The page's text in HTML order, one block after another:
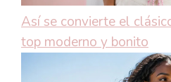
Así se convierte el
top moderno y bonito